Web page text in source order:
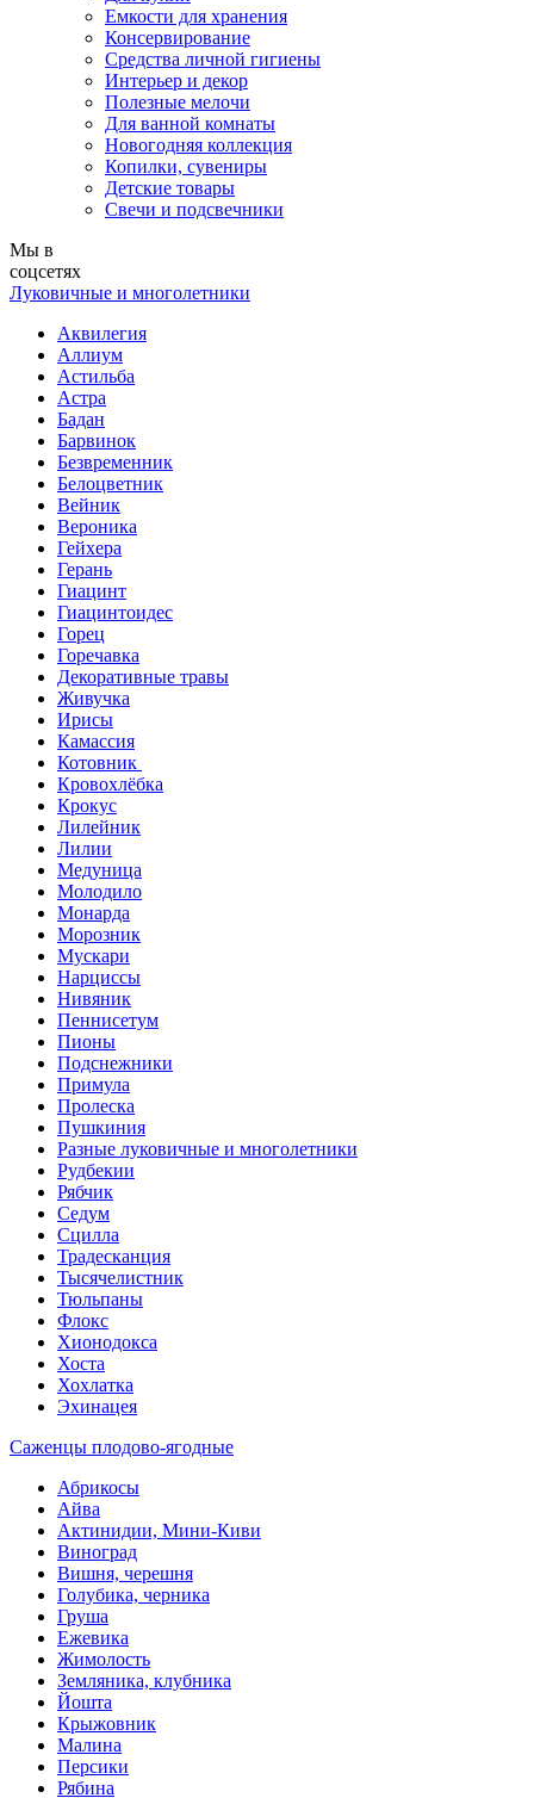
Емкости для хранения
Консервирование
Средства личной гигиены
Интерьер и декор
Полезные мелочи
Для ванной комнаты
Новогодняя коллекция
Копилки, сувениры
Детские товары
Свечи и подсвечники
Мы в
соцсетях
Луковичные и многолетники
Аквилегия
Аллиум
Астильба
Астра
Бадан
Барвинок
Безвременник
Белоцветник
Вейник
Вероника
Гейхера
Герань
Гиацинт
Гиацинтоидес
Горец
Горечавка
Декоративные травы
Живучка
Ирисы
Камассия
Котовник
Кровохлёбка
Крокус
Лилейник
Лилии
Медуница
Молодило
Монарда
Морозник
Мускари
Нарциссы
Нивяник
Пеннисетум
Пионы
Подснежники
Примула
Пролеска
Пушкиния
Разные луковичные и многолетники
Рудбекии
Рябчик
Седум
Сцилла
Традесканция
Тысячелистник
Тюльпаны
Флокс
Хионодокса
Хоста
Хохлатка
Эхинацея
Саженцы плодово-ягодные
Абрикосы
Айва
Актинидии, Мини-Киви
Виноград
Вишня, черешня
Голубика, черника
Груша
Ежевика
Жимолость
Земляника, клубника
Йошта
Крыжовник
Малина
Персики
Рябина